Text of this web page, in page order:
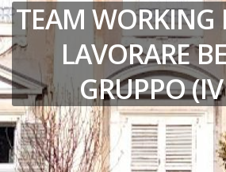
TEAM WORKING
LAVORARE
GRUPPO